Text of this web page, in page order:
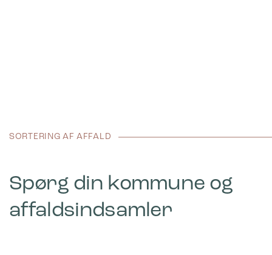
SORTERING AF AFFALD
Spørg din kommune og
affaldsindsamler